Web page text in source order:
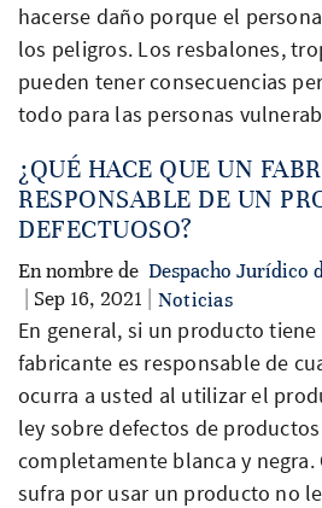
hacerse daño porque el
los peligros. Los resbalones,
pueden tener consecuencias
todo para las personas
¿QUÉ HACE QUE UN
RESPONSABLE DE UN
DEFECTUOSO?
En nombre de Despacho Jurídico
| Sep 16, 2021 |
Noticias
En general, si un producto
fabricante es responsable de
ocurra a usted al utilizar el
ley sobre defectos de
completamente blanca y negra.
sufra por usar un producto no